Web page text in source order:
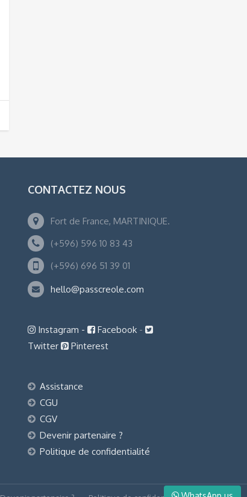
CONTACTEZ NOUS
Fort de France, MARTINIQUE.
(+596) 596 10 83 43
(+596) 696 51 39 01
hello@passcreole.com
Instagram - Facebook -
Twitter
Pinterest
Assistance
CGU
CGV
Devenir partenaire ?
Politique de confidentialité